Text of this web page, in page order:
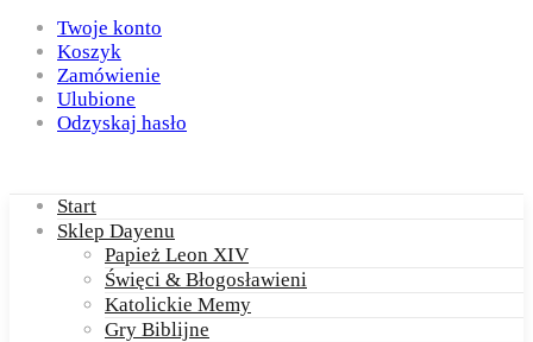
Twoje konto
Koszyk
Zamówienie
Ulubione
Odzyskaj hasło
Start
Sklep Dayenu
Papież Leon XIV
Święci & Błogosławieni
Katolickie Memy
Gry Biblijne